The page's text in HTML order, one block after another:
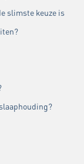
slimste keuze is